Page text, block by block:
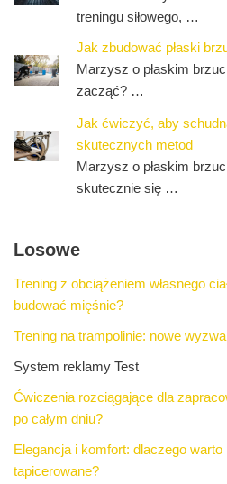
treningu siłowego, …
Jak zbudować płaski
Marzysz o płaskim
zacząć? …
Jak ćwiczyć, aby
skutecznych metod
Marzysz o płaskim
skutecznie się …
Losowe
Trening z obciążeniem własnego
budować mięśnie?
Trening na trampolinie: nowe
System reklamy Test
Ćwiczenia rozciągające dla
po całym dniu?
Elegancja i komfort: dlaczego
tapicerowane?